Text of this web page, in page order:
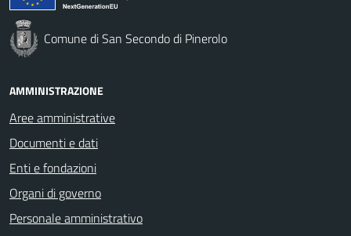
Comune di San Secondo di Pinerolo
AMMINISTRAZIONE
Aree amministrative
Documenti e dati
Enti e fondazioni
Organi di governo
Personale amministrativo